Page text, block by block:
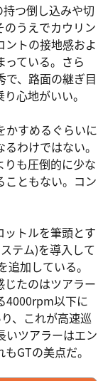
つ倒し込みや切
のうえでカウリン
ントの接地感およ
ている。さら
で、路面の継ぎ目
心地がいい。
かすめるぐらいに
わけではない。
りも圧倒的に少な
こともない。コン
トルを筆頭とす
テム)を導入して
加している。
たのはツアラー
4000rpm以下に
、これが高速巡
いツアラーはエン
GTの美点だ。